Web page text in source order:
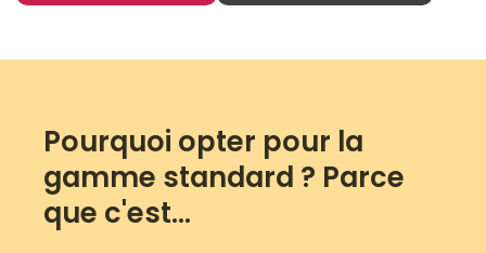
Pourquoi opter pour la
gamme standard ? Parce
que c'est...